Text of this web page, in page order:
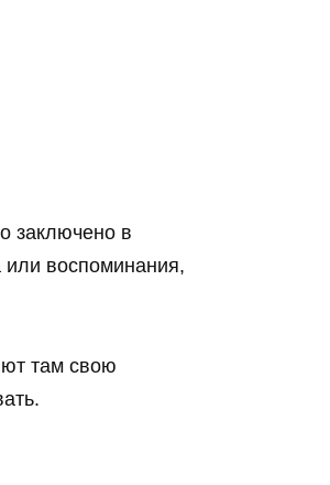
заключено в
или воспоминания,
там свою